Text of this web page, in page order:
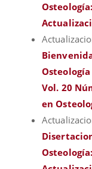
Osteología
Vol. 20
en